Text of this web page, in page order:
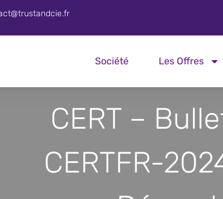
Société Les Offres
CERT –
CERTFR-